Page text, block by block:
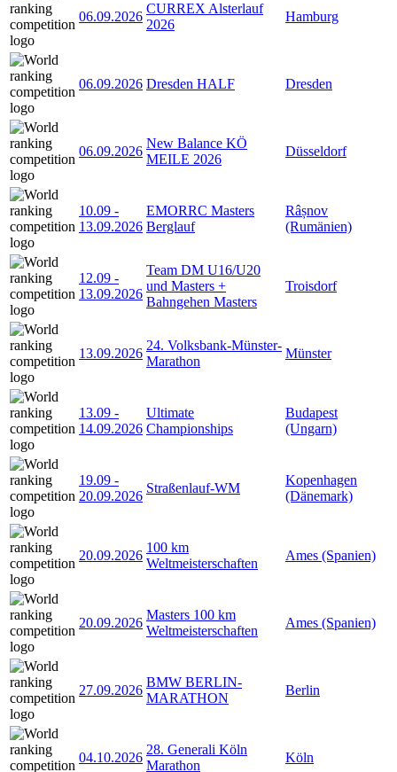
06.09.2026
CURREX Alsterlauf
2026
Hamburg
06.09.2026 Dresden HALF Dresden
06.09.2026
New Balance KÖ
MEILE 2026
Düsseldorf
10.09 -
13.09.2026
EMORRC Masters
Berglauf
Râșnov
(Rumänien)
12.09 -
13.09.2026
Team DM U16/U20
und Masters +
Bahngehen Masters
Troisdorf
13.09.2026
24. Volksbank-Münster-
Marathon
Münster
13.09 -
14.09.2026
Ultimate
Championships
Budapest
(Ungarn)
19.09 -
20.09.2026
Straßenlauf-WM
Kopenhagen
(Dänemark)
20.09.2026
100 km
Weltmeisterschaften
Ames (Spanien)
20.09.2026
Masters 100 km
Weltmeisterschaften
Ames (Spanien)
27.09.2026
BMW BERLIN-
MARATHON
Berlin
04.10.2026
28. Generali Köln
Marathon
Köln